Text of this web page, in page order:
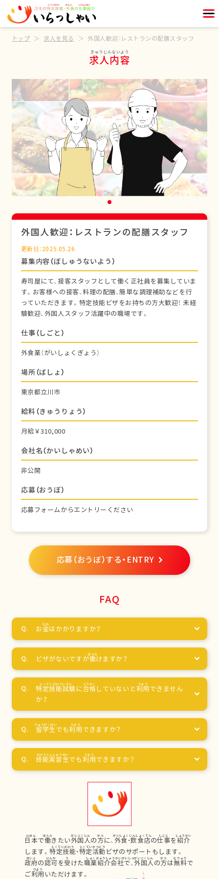
トップ 求人を見る 外国人歓迎：レストランの配膳スタッフ
求人内容
外国人歓迎：レストランの配膳スタッフ
更新日：2025.05.26
募集内容（ぼしゅうないよう）
寿司屋にて、接客スタッフとして働く正社員を募集していま
す。お客様への接客、料理の配膳、簡単な調理補助などを行
っていただきます。特定技能ビザをお持ちの方大歓迎！ 未経
験歓迎、外国人スタッフ活躍中の職場です。
仕事（しごと）
外食業（がいしょくぎょう）
場所（ばしょ）
東京都立川市
給料（きゅうりょう）
月給￥310,000
会社名（かいしゃめい）
非公開
応募（おうぼ）
応募フォームからエントリーください
応募（おうぼ）する・ENTRY
FAQ
お金はかかりますか？
ビザがないですが働けますか？
特定技能試験に合格 していないと利用 できません
か？
留学生でも利用 できますか？
技能実習生でも利用できますか？
日本で働きたい外国人の方に、 外食 ・飲食店の仕事を紹介
します。特定技能・特定活動 ビザのサポートもします。
政府の認可を受けた職業紹介会社で、 外国人の方は無料で
ご利用 いただけます。